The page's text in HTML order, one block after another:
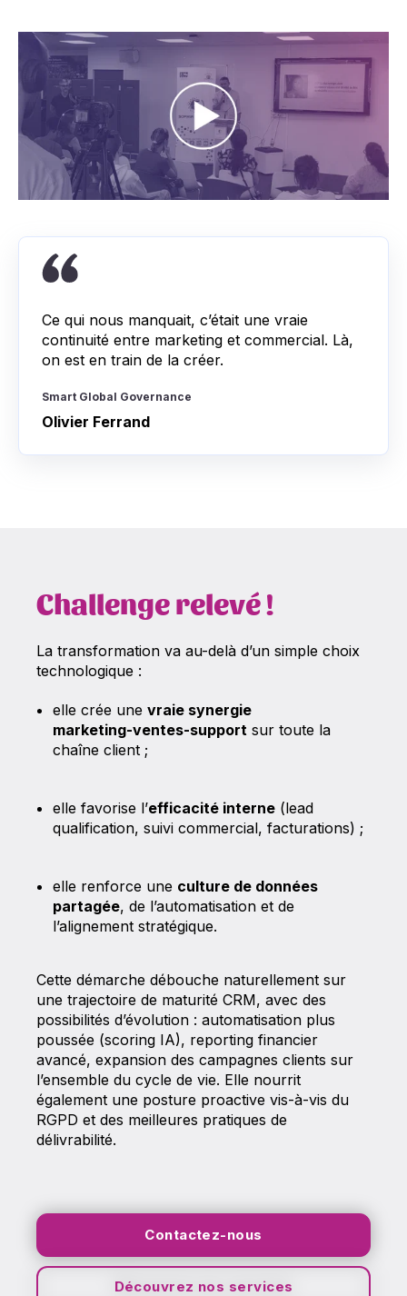
Ce qui nous manquait, c’était une vraie
continuité entre marketing et commercial. Là,
on est en train de la créer.
Smart Global Governance
Olivier Ferrand
Challenge relevé !
La transformation va au-delà d’un simple choix
technologique :
elle crée une vraie synergie
marketing‑ventes‑support sur toute la
chaîne client ;
elle favorise l’efficacité interne(lead
qualification, suivi commercial, facturations) ;
elle renforce une culture de données
partagée, de l’automatisation et de
l’alignement stratégique.
Cette démarche débouche naturellement sur
une trajectoire de maturité CRM, avec des
possibilités d’évolution : automatisation plus
poussée (scoring IA), reporting financier
avancé, expansion des campagnes clients sur
l’ensemble du cycle de vie. Elle nourrit
également une posture proactive vis-à-vis du
RGPD et des meilleures pratiques de
délivrabilité.
Contactez-nous
Découvrez nos services